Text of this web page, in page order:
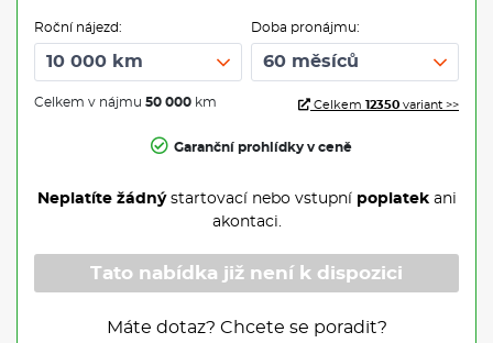
Roční nájezd:
Celkem v nájmu 50 000 km
Doba pronájmu:
Celkem 12350 variant >>
Garanční prohlídky v ceně
Neplatíte žádnýstartovací nebo vstupní poplatekani
akontaci.
Tato nabídka již není k dispozici
Máte dotaz? Chcete se poradit?